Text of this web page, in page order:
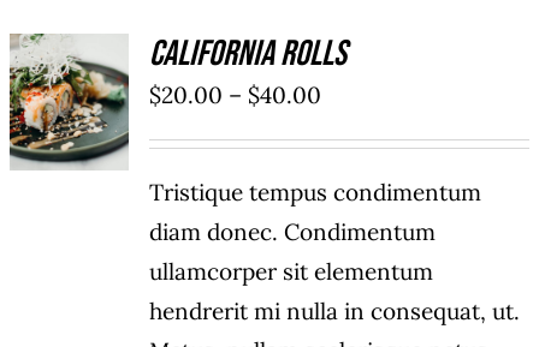
SELECT
OPTIONS
/
DETAILS
California Rolls
$20.00 – $40.00
range:
Tristique tempus condimentum
diam donec. Condimentum
ullamcorper sit elementum
hendrerit mi nulla in consequat, ut.